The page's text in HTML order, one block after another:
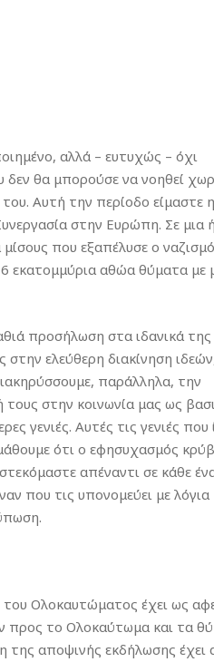
αλλά – ευτυχώς – όχι
θα μπορούσε να νοηθεί
Αυτή την περίοδο είμαστε
στην Ευρώπη. Σε μια
που εξαπέλυσε ο
εκατομμύρια αθώα θύματα με
προσήλωση στα ιδανικά της
ελεύθερη διακίνηση
παράλληλα, την
στην κοινωνία μας ως
γενιές. Αυτές τις γενιές που
ότι ο εφησυχασμός
απέναντι σε κάθε
που τις υπονομεύει με λόγια
Ολοκαυτώματος έχει ως
προς το Ολοκαύτωμα και τα
της αποψινής εκδήλωσης έχει